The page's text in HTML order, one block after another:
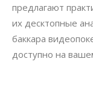
предлагают
их десктопные
баккара
доступно на